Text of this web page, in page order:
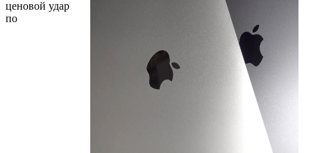
ценовой удар
по